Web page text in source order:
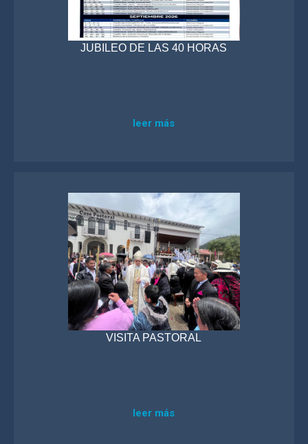
JUBILEO DE LAS 40 HORAS
leer más
VISITA PASTORAL
leer más